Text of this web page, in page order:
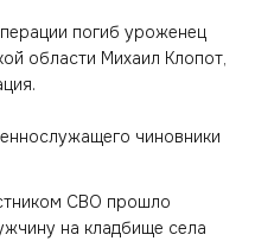
погиб уроженец
области Михаил Клопот,
чиновники
СВО прошло
на кладбище села